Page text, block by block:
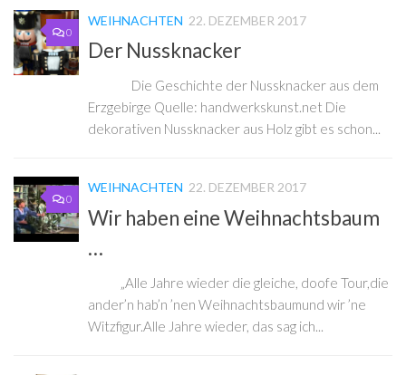
0
WEIHNACHTEN 22. DEZEMBER 2017
Der Nussknacker
Die Geschichte der Nussknacker aus dem
Erzgebirge Quelle: handwerkskunst.net Die
dekorativen Nussknacker aus Holz gibt es schon...
0
WEIHNACHTEN 22. DEZEMBER 2017
Wir haben eine Weihnachtsbaum
…
„Alle Jahre wieder die gleiche, doofe Tour,die
ander’n hab’n ’nen Weihnachtsbaumund wir ’ne
Witzfigur.Alle Jahre wieder, das sag ich...